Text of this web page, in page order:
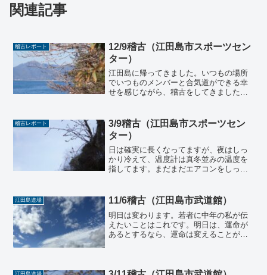
関連記事
稽古レポート
12/9稽古（江田島市スポーツセン
ター）
江田島に帰ってきました。いつもの場所
でいつものメンバーと合気道ができる幸
せを感じながら、稽古をしてきました。
るメンバーでしたので、それぞれに演武
を合わせてもらって、少し...
稽古レポート
3/9稽古（江田島市スポーツセン
ター）
日は確実に長くなってますが、夜はしっ
かり冷えて、温度計は真冬並みの温度を
指してます。まだまだエアコンをしっか
で、寒さの中で怪我をしないように気を
つけようと思います。遊び稽...
江田島道場 11/6稽古（江田島市武道館）
明日は変わります。若者に中年の私が伝
えたいことはこれです。明日は、運命が
あるとするなら、運命は変えることがで
ための因子を、努力が嫌いな...
江田島道場